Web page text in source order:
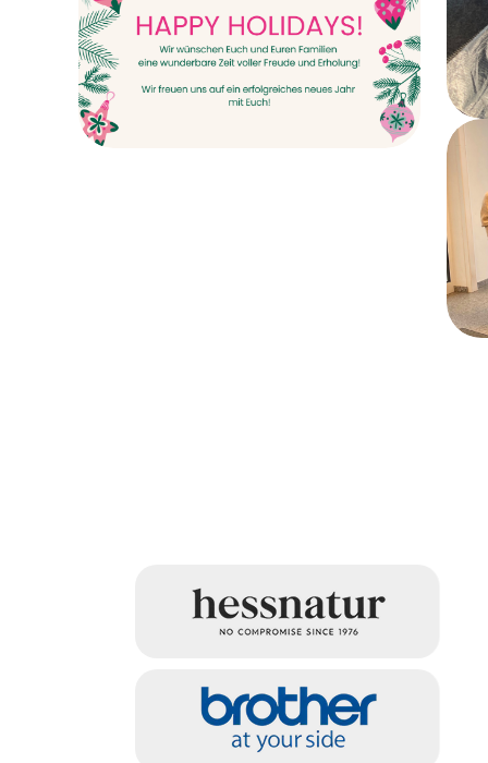
Verpackung neu
denken – DiNOVO
stellt auf
Papierverpackungen